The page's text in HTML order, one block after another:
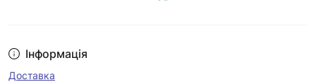
Інформація
Доставка